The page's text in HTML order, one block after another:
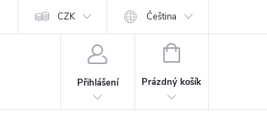
CZK Čeština
Přihlášení
NÁKUPNÍ
Prázdný košík